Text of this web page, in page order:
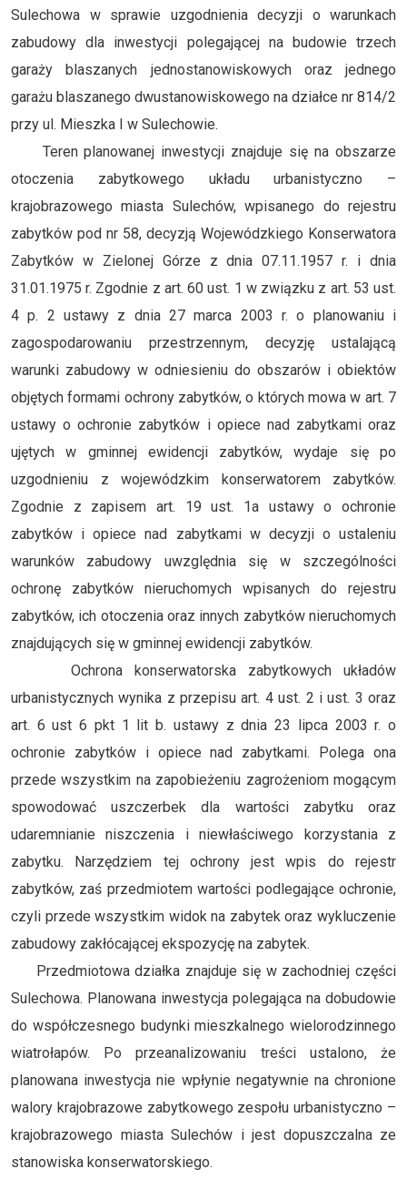
Sulechowa w sprawie uzgodnienia decyzji o warunkach
zabudowy dla inwestycji polegającej na budowie trzech
garaży blaszanych jednostanowiskowych oraz jednego
garażu blaszanego dwustanowiskowego na działce nr 814/2
przy ul. Mieszka I w Sulechowie.
Teren planowanej inwestycji znajduje się na obszarze
otoczenia zabytkowego układu urbanistyczno –
krajobrazowego miasta Sulechów, wpisanego do rejestru
zabytków pod nr 58, decyzją Wojewódzkiego Konserwatora
Zabytków w Zielonej Górze z dnia 07.11.1957 r. i dnia
31.01.1975 r. Zgodnie z art. 60 ust. 1 w związku z art. 53 ust.
4 p. 2 ustawy z dnia 27 marca 2003 r. o planowaniu i
zagospodarowaniu przestrzennym, decyzję ustalającą
warunki zabudowy w odniesieniu do obszarów i obiektów
objętych formami ochrony zabytków, o których mowa w art. 7
ustawy o ochronie zabytków i opiece nad zabytkami oraz
ujętych w gminnej ewidencji zabytków, wydaje się po
uzgodnieniu z wojewódzkim konserwatorem zabytków.
Zgodnie z zapisem art. 19 ust. 1a ustawy o ochronie
zabytków i opiece nad zabytkami w decyzji o ustaleniu
warunków zabudowy uwzględnia się w szczególności
ochronę zabytków nieruchomych wpisanych do rejestru
zabytków, ich otoczenia oraz innych zabytków nieruchomych
znajdujących się w gminnej ewidencji zabytków.
Ochrona konserwatorska zabytkowych układów
urbanistycznych wynika z przepisu art. 4 ust. 2 i ust. 3 oraz
art. 6 ust 6 pkt 1 lit b. ustawy z dnia 23 lipca 2003 r. o
ochronie zabytków i opiece nad zabytkami. Polega ona
przede wszystkim na zapobieżeniu zagrożeniom mogącym
spowodować uszczerbek dla wartości zabytku oraz
udaremnianie niszczenia i niewłaściwego korzystania z
zabytku. Narzędziem tej ochrony jest wpis do rejestr
zabytków, zaś przedmiotem wartości podlegające ochronie,
czyli przede wszystkim widok na zabytek oraz wykluczenie
zabudowy zakłócającej ekspozycję na zabytek.
Przedmiotowa działka znajduje się w zachodniej części
Sulechowa. Planowana inwestycja polegająca na dobudowie
do współczesnego budynki mieszkalnego wielorodzinnego
wiatrołapów. Po przeanalizowaniu treści ustalono, że
planowana inwestycja nie wpłynie negatywnie na chronione
walory krajobrazowe zabytkowego zespołu urbanistyczno –
krajobrazowego miasta Sulechów i jest dopuszczalna ze
stanowiska konserwatorskiego.